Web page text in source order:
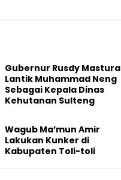
Gubernur Rusdy Mastura
Lantik Muhammad Neng
Sebagai Kepala Dinas
Kehutanan Sulteng
Wagub Ma’mun Amir
Lakukan Kunker di
Kabupaten Toli-toli